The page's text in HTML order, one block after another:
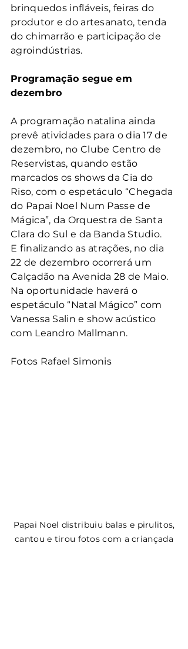
brinquedos infláveis, feiras do
produtor e do artesanato, tenda
do chimarrão e participação de
agroindústrias.
Programação segue em
dezembro
A programação natalina ainda
prevê atividades para o dia 17 de
dezembro, no Clube Centro de
Reservistas, quando estão
marcados os shows da Cia do
Riso, com o espetáculo “Chegada
do Papai Noel Num Passe de
Mágica”, da Orquestra de Santa
Clara do Sul e da Banda Studio.
E finalizando as atrações, no dia
22 de dezembro ocorrerá um
Calçadão na Avenida 28 de Maio.
Na oportunidade haverá o
espetáculo “Natal Mágico” com
Vanessa Salin e show acústico
com Leandro Mallmann.
Fotos Rafael Simonis
cantou e tirou fotos com a criançada